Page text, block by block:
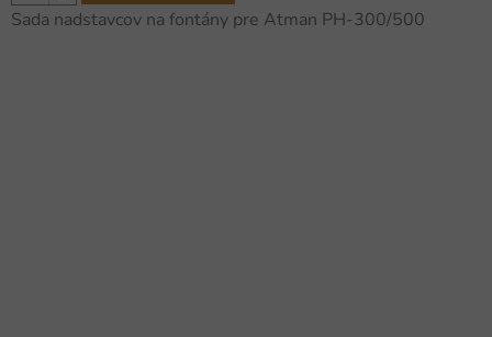
Sada nadstavcov na fontány pre Atman PH-300/500